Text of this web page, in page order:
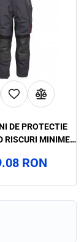
DE PROTECTIE
RISCURI MINIME
RON